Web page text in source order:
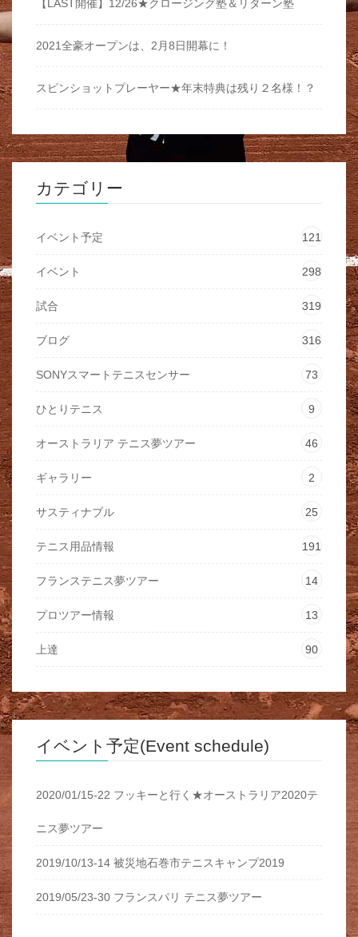
【LAST開催】12/26★クロージング塾＆リターン塾
2021全豪オープンは、2月8日開幕に！
スピンショットプレーヤー★年末特典は残り２名様！？
カテゴリー
イベント予定 121
イベント 298
試合 319
ブログ 316
SONYスマートテニスセンサー 73
ひとりテニス 9
オーストラリア テニス夢ツアー 46
ギャラリー 2
サスティナブル 25
テニス用品情報 191
フランステニス夢ツアー 14
プロツアー情報 13
上達 90
イベント予定(Event schedule)
2020/01/15-22 フッキーと行く★オーストラリア2020テ
ニス夢ツアー
2019/10/13-14 被災地石巻市テニスキャンプ2019
2019/05/23-30 フランスパリ テニス夢ツアー